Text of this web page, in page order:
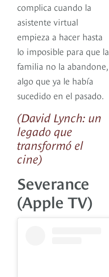
complica cuando la
asistente virtual
empieza a hacer hasta
lo imposible para que la
familia no la abandone,
algo que ya le había
sucedido en el pasado.
(David Lynch: un
legado que
transformó el
cine)
Severance
(Apple TV)